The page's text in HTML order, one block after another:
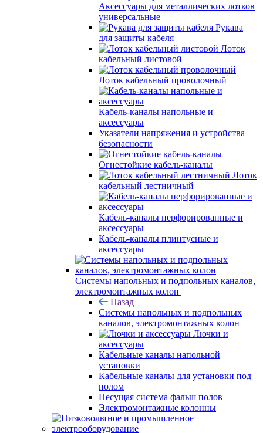
Аксессуары для металлических лотков
универсальные
Рукава
для защиты кабеля
Лоток
кабельный листовой
Лоток кабельный проволочный
Кабель-каналы напольные и
аксессуары
Указатели напряжения и устройства
безопасности
Огнестойкие кабель-каналы
Лоток
кабельный лестничный
Кабель-каналы перфорированные и
аксессуары
Кабель-каналы плинтусные и
аксессуары
Системы напольных и подпольных каналов,
электромонтажных колон
Назад
Системы напольных и подпольных
каналов, электромонтажных колон
Лючки и
аксессуары
Кабельные каналы напольной
установки
Кабельные каналы для установки под
полом
Несущая система фальш полов
Электромонтажные колонны